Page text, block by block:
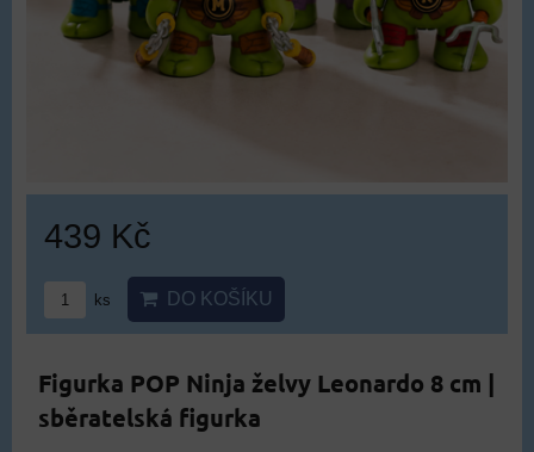
439 Kč
ks DO KOŠÍKU
Figurka POP Ninja želvy Leonardo 8 cm |
sběratelská figurka